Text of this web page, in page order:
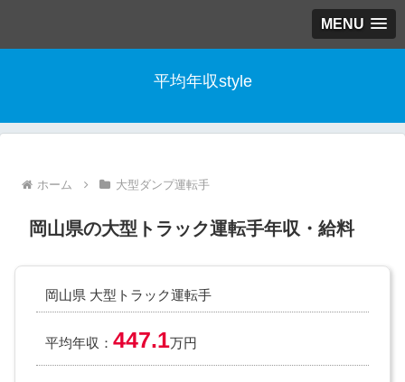
MENU
平均年収style
ホーム 大型ダンプ運転手
岡山県の大型トラック運転手年収・給料
岡山県 大型トラック運転手
平均年収： 447.1万円